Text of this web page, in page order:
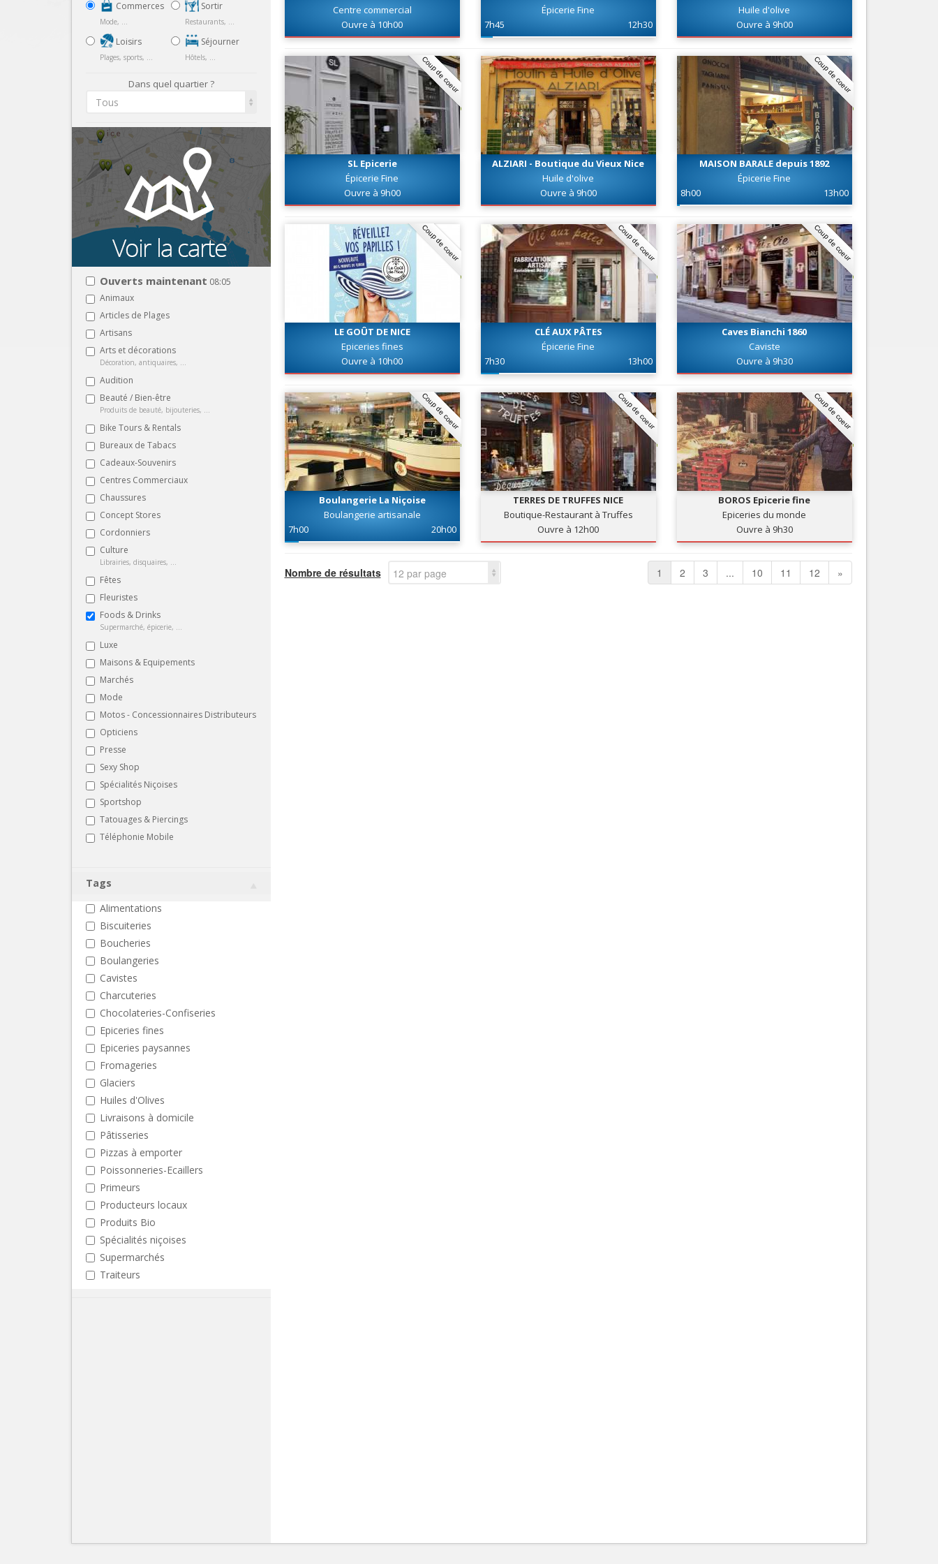
Services
Tourisme, ...
Nice Aéroport
Commerces
Mode, ...
Loisirs
Plages, sports, ...
Sortir
Restaurants, ...
Séjourner
Hôtels, ...
Dans quel quartier ?
Tous
Ouverts maintenant 08:05
Animaux
Articles de Plages
Artisans
Arts et décorations
Décoration, antiquaires, ...
Audition
Beauté / Bien-être
Produits de beauté, bijouteries, ...
Bike Tours & Rentals
Bureaux de Tabacs
Cadeaux-Souvenirs
Centres Commerciaux
Chaussures
Concept Stores
Cordonniers
Culture
Librairies, disquaires, ...
Fêtes
Fleuristes
Foods & Drinks
Supermarché, épicerie, ...
Luxe
Maisons & Equipements
Marchés
Mode
Motos - Concessionnaires Distributeurs
Opticiens
Presse
Sexy Shop
Spécialités Niçoises
Sportshop
Tatouages & Piercings
Téléphonie Mobile
Tags
Alimentations
Biscuiteries
Boucheries
Boulangeries
Cavistes
Charcuteries
Chocolateries-Confiseries
Epiceries fines
Epiceries paysannes
Fromageries
Glaciers
Huiles d'Olives
Livraisons à domicile
Pâtisseries
Pizzas à emporter
Poissonneries-Ecaillers
Primeurs
Producteurs locaux
Produits Bio
Spécialités niçoises
Supermarchés
Traiteurs
Centre commercial
Ouvre à 10h00
Épicerie Fine
7h45
12h30
Huile d'olive
Ouvre à 9h00
Coup de coeur
SL Epicerie
Épicerie Fine
Ouvre à 9h00
ALZIARI - Boutique du Vieux Nice
Huile d'olive
Ouvre à 9h00
Coup de coeur
MAISON BARALE depuis 1892
Épicerie Fine
8h00
13h00
Coup de coeur
LE GOÛT DE NICE
Epiceries fines
Ouvre à 10h00
Coup de coeur
CLÉ AUX PÂTES
Épicerie Fine
7h30
13h00
Coup de coeur
Caves Bianchi 1860
Caviste
Ouvre à 9h30
Coup de coeur
Boulangerie La Niçoise
Boulangerie artisanale
7h00
20h00
Coup de coeur
TERRES DE TRUFFES NICE
Boutique-Restaurant à Truffes
Ouvre à 12h00
Coup de coeur
BOROS Epicerie fine
Epiceries du monde
Ouvre à 9h30
Nombre de résultats 12 par page 1 2 3 ... 10 11 12 »